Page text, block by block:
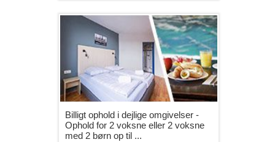
Billigt ophold i dejlige omgivelser -
Ophold for 2 voksne eller 2 voksne
med 2 børn op til ...